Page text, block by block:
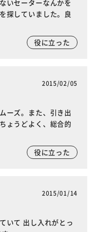
いセーターなんかを
探していました。良
役に立った
2015/02/05
ーズ。また、引き出
ょうどよく、総合的
役に立った
2015/01/14
いて 出し入れがとっ